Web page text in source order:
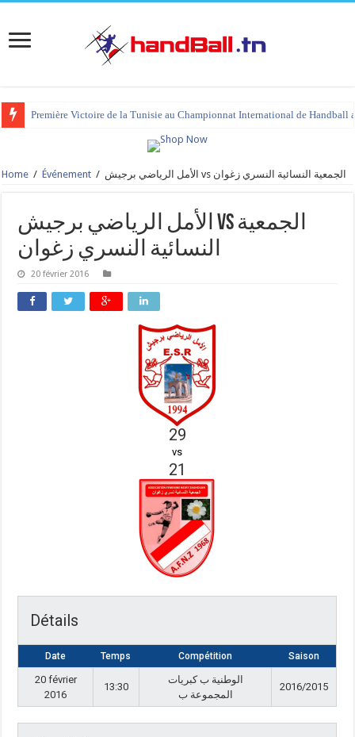
Première Victoire de la Tunisie au Championnat International de Handball
Home / Événement / الأمل الرياضي برجيش vs الجمعية النسائية النسري زغوان
الأمل الرياضي برجيش vs الجمعية
النسائية النسري زغوان
20 février 2016
29
vs
21
Détails
Date Temps Compétition Saison
20 février
2016
13:30
الوطنية ب كبريات
المجموعة ب
2016/2015